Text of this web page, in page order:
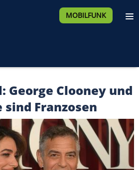
MOBILFUNK
George Clooney und
Franzosen